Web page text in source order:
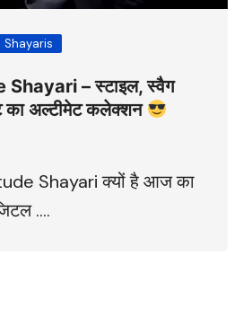
Shayaris
– स्टाइल, स्वैग
का अल्टीमेट कलेक्शन
Shayari क्यों है आज का
….